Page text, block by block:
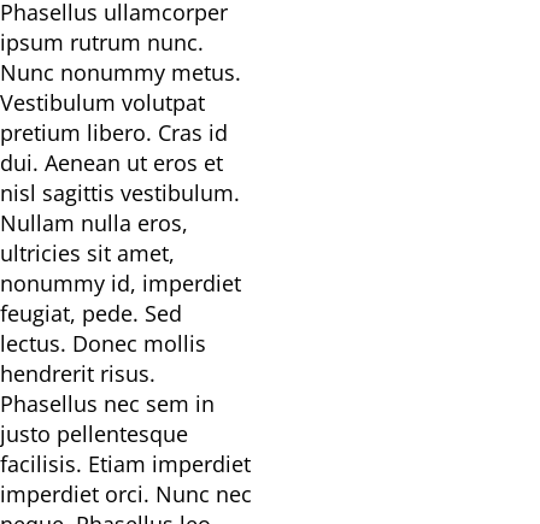
Phasellus ullamcorper
ipsum rutrum nunc.
Nunc nonummy metus.
Vestibulum volutpat
pretium libero. Cras id
dui. Aenean ut eros et
nisl sagittis vestibulum.
Nullam nulla eros,
ultricies sit amet,
nonummy id, imperdiet
feugiat, pede. Sed
lectus. Donec mollis
hendrerit risus.
Phasellus nec sem in
justo pellentesque
facilisis. Etiam imperdiet
imperdiet orci. Nunc nec